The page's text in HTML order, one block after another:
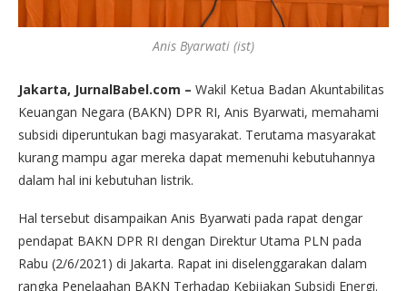
Anis Byarwati (ist)
Jakarta, JurnalBabel.com – Wakil Ketua Badan Akuntabilitas
Keuangan Negara (BAKN) DPR RI, Anis Byarwati, memahami
subsidi diperuntukan bagi masyarakat. Terutama masyarakat
kurang mampu agar mereka dapat memenuhi kebutuhannya
dalam hal ini kebutuhan listrik.
Hal tersebut disampaikan Anis Byarwati pada rapat dengar
pendapat BAKN DPR RI dengan Direktur Utama PLN pada
Rabu (2/6/2021) di Jakarta. Rapat ini diselenggarakan dalam
rangka Penelaahan BAKN Terhadap Kebijakan Subsidi Energi.